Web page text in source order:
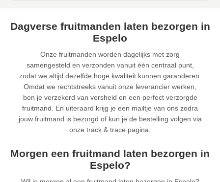
Dagverse fruitmanden laten bezorgen in
Espelo
Onze fruitmanden worden dagelijks met zorg
samengesteld en verzonden vanuit één centraal punt,
zodat we altijd dezelfde hoge kwaliteit kunnen garanderen.
Omdat we rechtstreeks vanuit onze leverancier werken,
ben je verzekerd van versheid en een perfect verzorgde
fruitmand. En uiteraard krijg je een mailtje van ons zodra
jouw fruitmand is bezorgd of kun je de bestelling volgen via
onze track & trace pagina.
Morgen een fruitmand laten bezorgen in
Espelo?